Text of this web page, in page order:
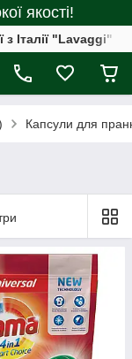
якості!
з Італії "Lavaggi"
Капсули для